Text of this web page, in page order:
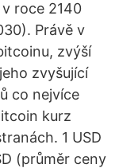
roce 2140
Právě v
zvýší
zvyšující
co nejvíce
kurz
1 USD
(průměr ceny